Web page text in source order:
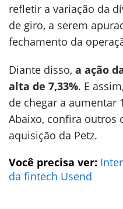
refletir a variação da
de giro, a serem
fechamento da
Diante disso, a ação
alta de 7,33%. E
de chegar a aumentar
Abaixo, confira outros
aquisição da Petz.
Você precisa ver:
da fintech Usend